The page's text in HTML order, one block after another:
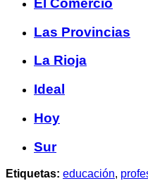
El Comercio
Las Provincias
La Rioja
Ideal
Hoy
Sur
Etiquetas: educación,